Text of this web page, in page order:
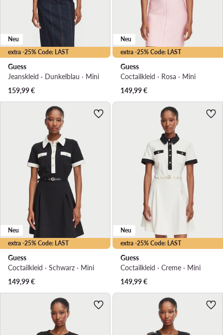
extra -25% Code: LAST
Neu
Guess
Jeanskleid · Dunkelblau · Mini
159,99€
extra -25% Code: LAST
Neu
Guess
Coctailkleid · Rosa · Mini
149,99€
extra -25% Code: LAST
Neu
Guess
Coctailkleid · Schwarz · Mini
149,99€
extra -25% Code: LAST
Neu
Guess
Coctailkleid · Creme · Mini
149,99€